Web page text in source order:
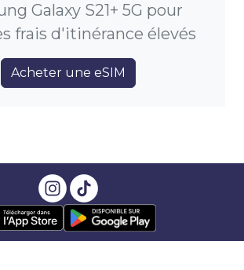
Galaxy S21+ 5G pour
frais d'itinérance élevés
Acheter une eSIM